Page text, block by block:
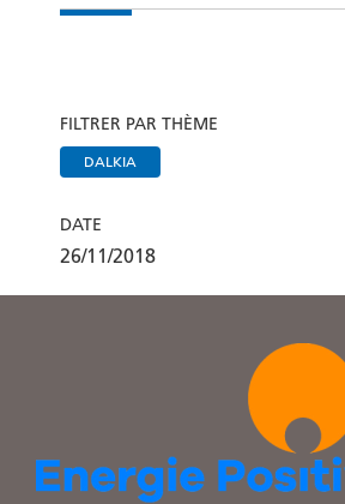
FILTRER PAR THÈME
DALKIA
DATE
26/11/2018